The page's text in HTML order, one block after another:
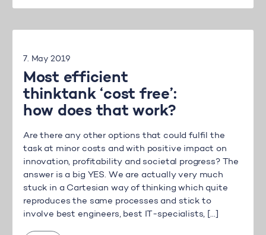
7. May 2019
Most efficient
thinktank ‘cost free’:
how does that work?
Are there any other options that could fulfil the
task at minor costs and with positive impact on
innovation, profitability and societal progress? The
answer is a big YES. We are actually very much
stuck in a Cartesian way of thinking which quite
reproduces the same processes and stick to
involve best engineers, best IT-specialists, […]